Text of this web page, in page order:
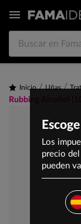

Inicio Uñas
Rubbing Alcohol
Los
precio
pueden